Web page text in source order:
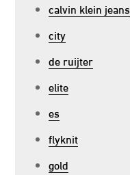
calvin klein jeans
city
de ruijter
elite
es
flyknit
gold